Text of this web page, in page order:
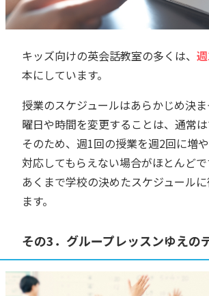
キッズ向けの英会話教室の多くは、
本にしています。
授業のスケジュールはあらかじめ決ま
曜日や時間を変更することは、通常は
そのため、週1回の授業を週2回に増や
対応してもらえない場合がほとんどで
あくまで学校の決めたスケジュール
ます。
その3．グループレッスンゆえの